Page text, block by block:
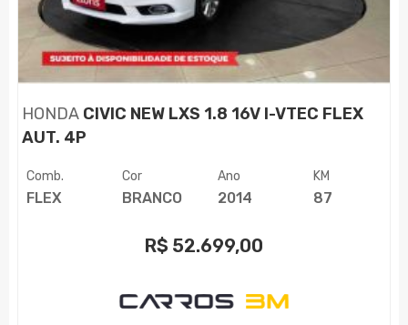
HONDA CIVIC NEW LXS 1.8 16V I-VTEC FLEX
AUT. 4P
Comb.
FLEX
Cor
BRANCO
Ano
2014
KM
87
R$ 52.699,00